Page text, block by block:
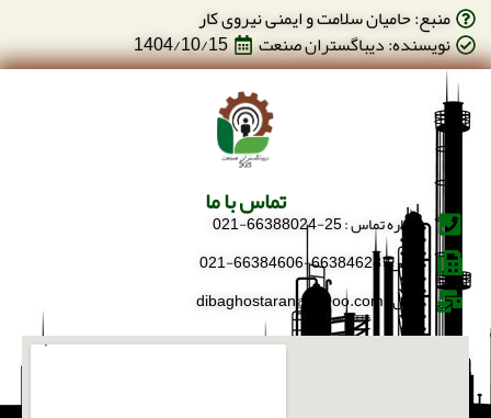
منبع: حامیان سلامت و ایمنی نیروی کار
نویسنده: دیباگستران صنعت 1404/10/15
تماس با ما
شماره تماس : 25-66388024-021
فکس : 66384628-66384606-021
ایمیل : dibaghostaran@yahoo.com